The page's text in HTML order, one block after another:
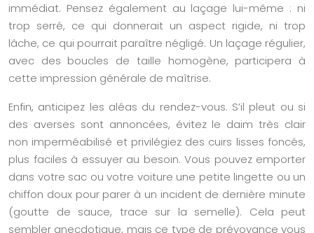
immédiat. Pensez également au laçage lui-même : ni
trop serré, ce qui donnerait un aspect rigide, ni trop
lâche, ce qui pourrait paraître négligé. Un laçage régulier,
avec des boucles de taille homogène, participera à
cette impression générale de maîtrise.
Enfin, anticipez les aléas du rendez-vous. S’il pleut ou si
des averses sont annoncées, évitez le daim très clair
non imperméabilisé et privilégiez des cuirs lisses foncés,
plus faciles à essuyer au besoin. Vous pouvez emporter
dans votre sac ou votre voiture une petite lingette ou un
chiffon doux pour parer à un incident de dernière minute
(goutte de sauce, trace sur la semelle). Cela peut
sembler anecdotique, mais ce type de prévoyance vous